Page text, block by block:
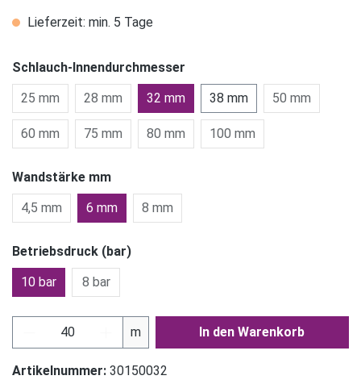
Lieferzeit: min. 5 Tage
Schlauch-Innendurchmesser
25 mm
28 mm 32 mm 38 mm 50 mm
60 mm 75 mm 80 mm 100 mm
Wandstärke mm
4,5 mm
6 mm 8 mm
Betriebsdruck (bar)
10 bar
8 bar
Produkt Anzahl: Gib den gewünschten Wert
m In den Warenkorb
Artikelnummer: 30150032